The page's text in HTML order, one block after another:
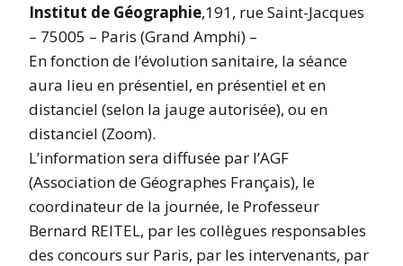
Institut de Géographie,191, rue Saint-Jacques
– 75005 – Paris (Grand Amphi) –
En fonction de l’évolution sanitaire, la séance
aura lieu en présentiel, en présentiel et en
distanciel (selon la jauge autorisée), ou en
distanciel (Zoom).
L’information sera diffusée par l’AGF
(Association de Géographes Français), le
coordinateur de la journée, le Professeur
Bernard REITEL, par les collègues responsables
des concours sur Paris, par les intervenants, par